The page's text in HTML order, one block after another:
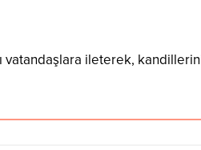
vatandaşlara ileterek,